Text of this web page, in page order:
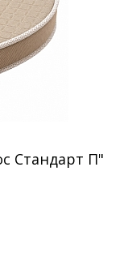
Стандарт П"